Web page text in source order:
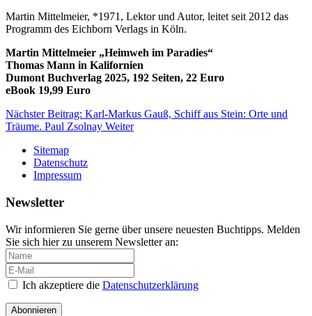
Martin Mittelmeier, *1971, Lektor und Autor, leitet seit 2012 das
Programm des Eichborn Verlags in Köln.
Martin Mittelmeier „Heimweh im Paradies“
Thomas Mann in Kalifornien
Dumont Buchverlag 2025, 192 Seiten, 22 Euro
eBook 19,99 Euro
Nächster Beitrag: Karl-Markus Gauß, Schiff aus Stein: Orte und
Träume. Paul Zsolnay Weiter
Sitemap
Datenschutz
Impressum
Newsletter
Wir informieren Sie gerne über unsere neuesten Buchtipps. Melden
Sie sich hier zu unserem Newsletter an:
Ich akzeptiere die Datenschutzerklärung
Abonnieren